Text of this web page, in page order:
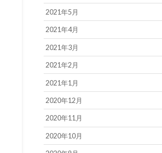
2021年5月
2021年4月
2021年3月
2021年2月
2021年1月
2020年12月
2020年11月
2020年10月